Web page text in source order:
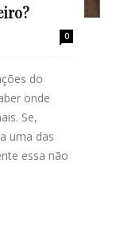
0
do
onde
Se,
uma das
essa não